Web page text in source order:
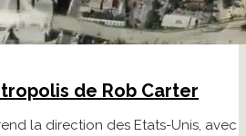
de Rob Carter
la direction des Etats-Unis, avec